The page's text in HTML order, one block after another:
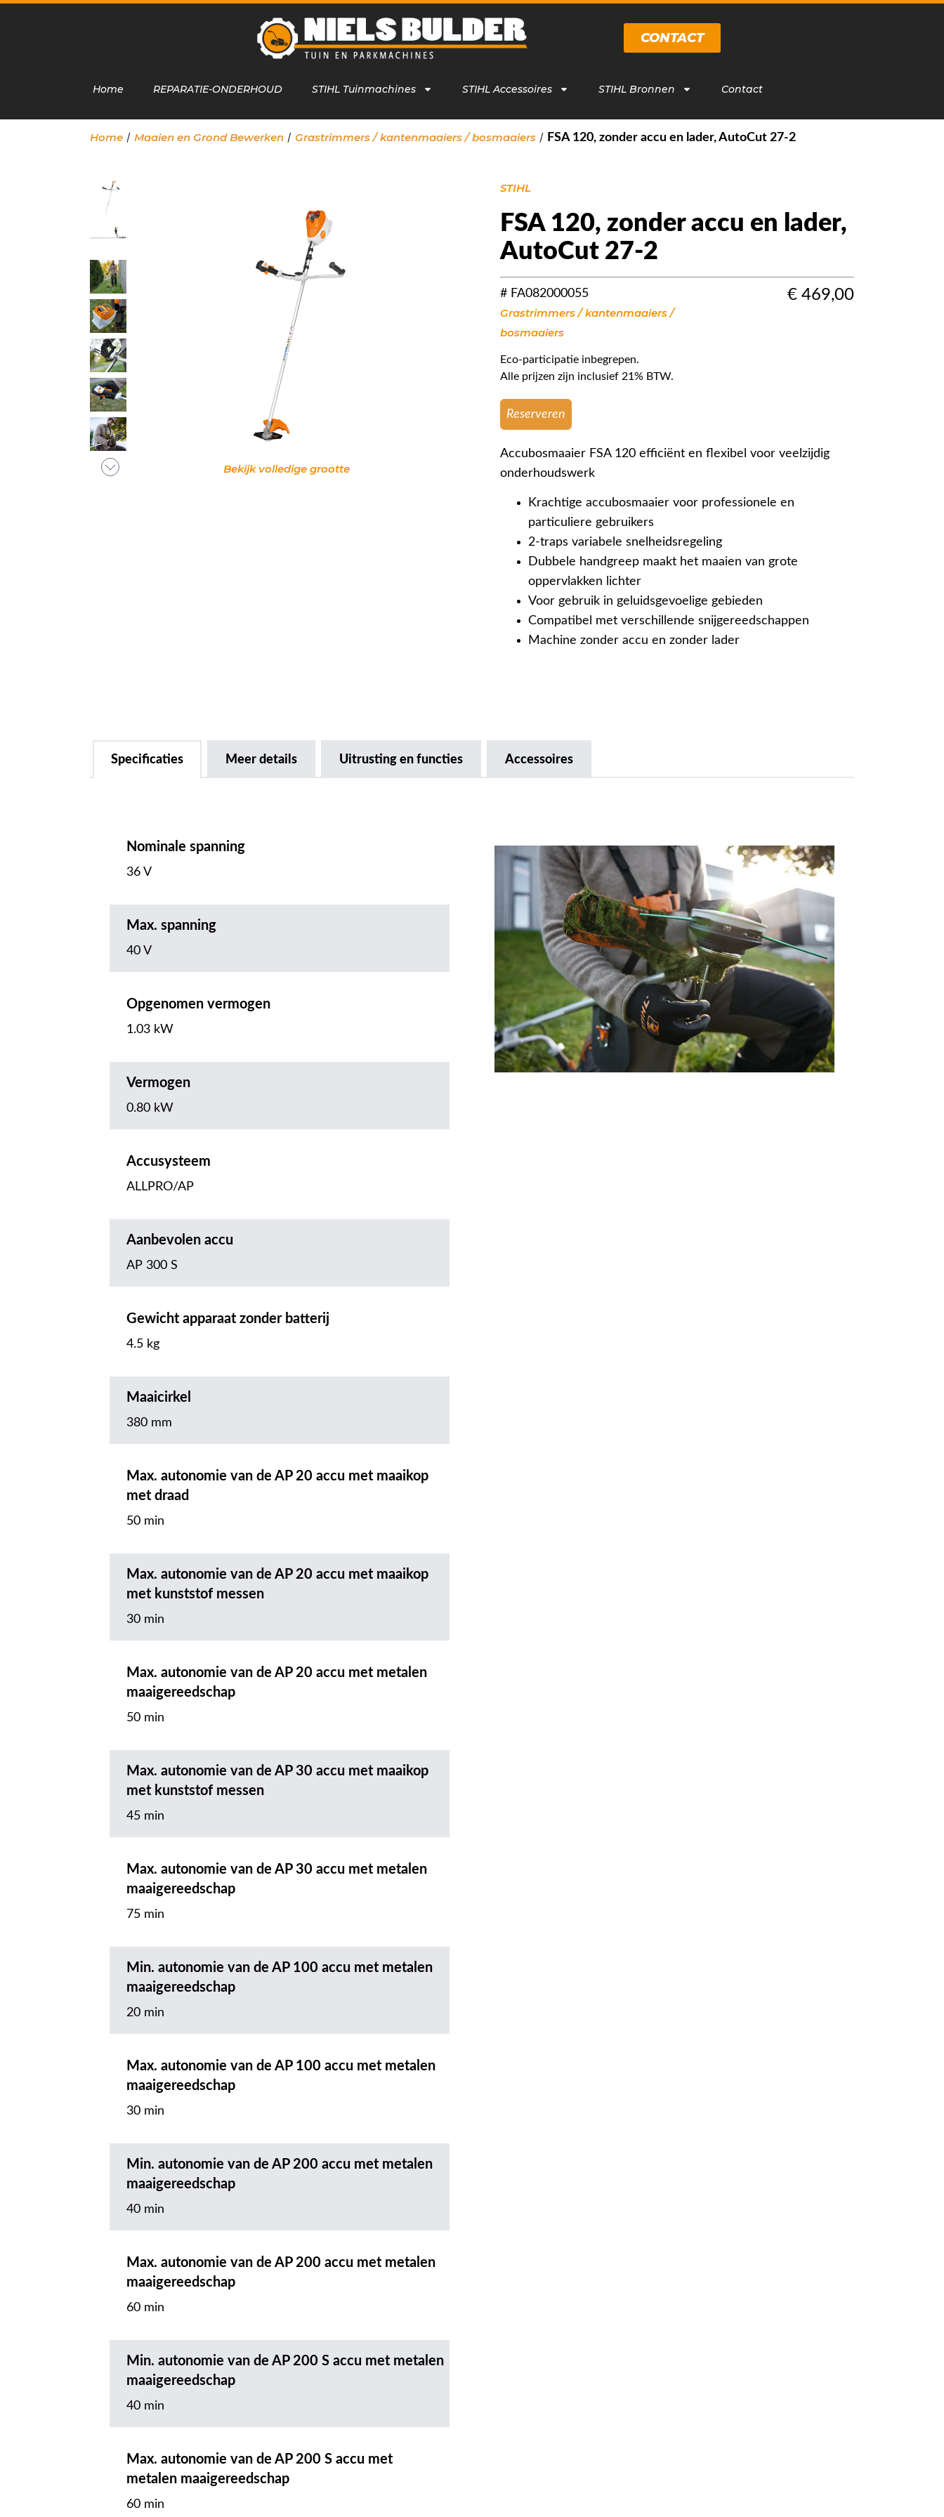
CONTACT
Home REPARATIE-ONDERHOUD STIHL Tuinmachines STIHL Accessoires STIHL Bronnen Contact
Home / Maaien en Grond Bewerken / Grastrimmers / kantenmaaiers / bosmaaiers / FSA 120, zonder accu en lader, AutoCut 27-2
Bekijk volledige grootte
STIHL
FSA 120, zonder accu en lader,
AutoCut 27-2
# FA082000055
Grastrimmers / kantenmaaiers /
bosmaaiers
€ 469,00
Eco-participatie inbegrepen.
Alle prijzen zijn inclusief 21% BTW.
Reserveren
Accubosmaaier FSA 120 efficiënt en flexibel voor veelzijdig
onderhoudswerk
Krachtige accubosmaaier voor professionele en
particuliere gebruikers
2-traps variabele snelheidsregeling
Dubbele handgreep maakt het maaien van grote
oppervlakken lichter
Voor gebruik in geluidsgevoelige gebieden
Compatibel met verschillende snijgereedschappen
Machine zonder accu en zonder lader
Specificaties Meer details Uitrusting en functies Accessoires
Nominale spanning
36 V
Max. spanning
40 V
Opgenomen vermogen
1.03 kW
Vermogen
0.80 kW
Accusysteem
ALLPRO/AP
Aanbevolen accu
AP 300 S
Gewicht apparaat zonder batterij
4.5 kg
Maaicirkel
380 mm
Max. autonomie van de AP 20 accu met maaikop
met draad
50 min
Max. autonomie van de AP 20 accu met maaikop
met kunststof messen
30 min
Max. autonomie van de AP 20 accu met metalen
maaigereedschap
50 min
Max. autonomie van de AP 30 accu met maaikop
met kunststof messen
45 min
Max. autonomie van de AP 30 accu met metalen
maaigereedschap
75 min
Min. autonomie van de AP 100 accu met metalen
maaigereedschap
20 min
Max. autonomie van de AP 100 accu met metalen
maaigereedschap
30 min
Min. autonomie van de AP 200 accu met metalen
maaigereedschap
40 min
Max. autonomie van de AP 200 accu met metalen
maaigereedschap
60 min
Min. autonomie van de AP 200 S accu met metalen
maaigereedschap
40 min
Max. autonomie van de AP 200 S accu met
metalen maaigereedschap
60 min